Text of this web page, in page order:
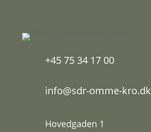
+45 75 34 17 00
info@sdr-omme-kro.dk
Hovedgaden 1